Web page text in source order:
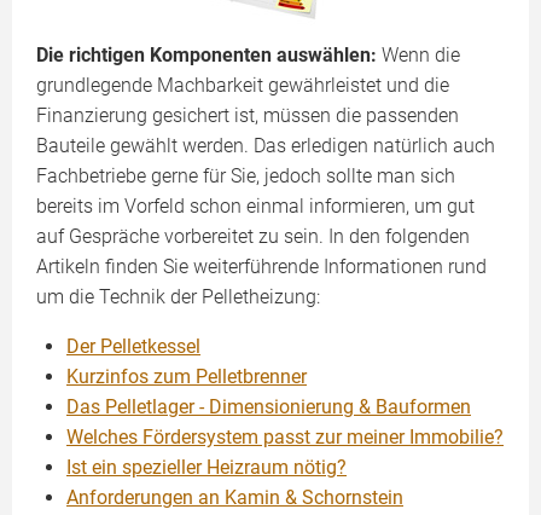
Die richtigen Komponenten auswählen: Wenn die
grundlegende Machbarkeit gewährleistet und die
Finanzierung gesichert ist, müssen die passenden
Bauteile gewählt werden. Das erledigen natürlich auch
Fachbetriebe gerne für Sie, jedoch sollte man sich
bereits im Vorfeld schon einmal informieren, um gut
auf Gespräche vorbereitet zu sein. In den folgenden
Artikeln finden Sie weiterführende Informationen rund
um die Technik der Pelletheizung:
Der Pelletkessel
Kurzinfos zum Pelletbrenner
Das Pelletlager - Dimensionierung & Bauformen
Welches Fördersystem passt zur meiner Immobilie?
Ist ein spezieller Heizraum nötig?
Anforderungen an Kamin & Schornstein